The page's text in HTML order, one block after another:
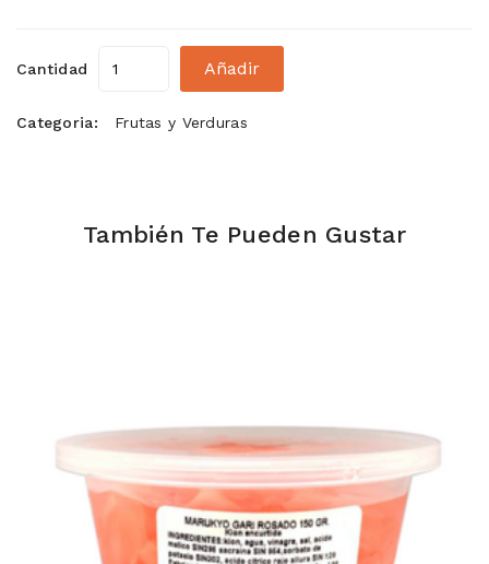
Cantidad Añadir
Categoria: Frutas y Verduras
También Te Pueden Gustar